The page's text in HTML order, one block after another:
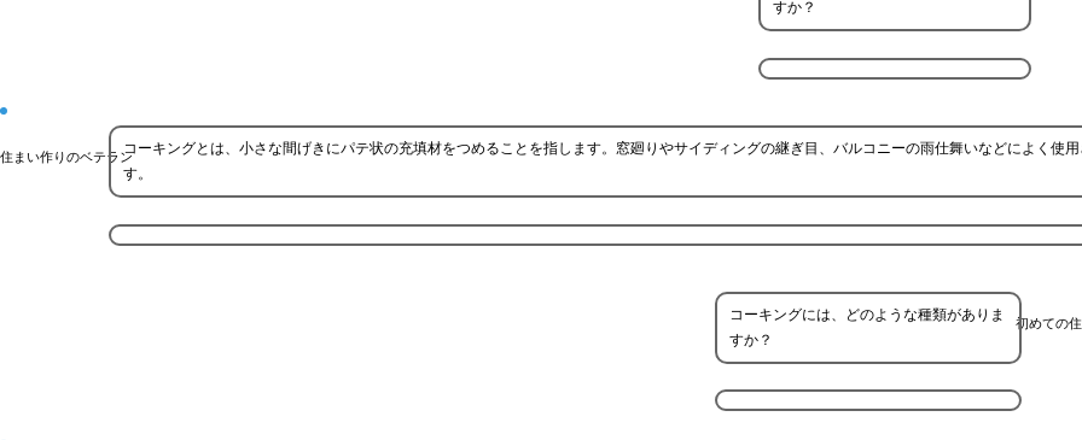
すか？
住まい作りのベテランコーキングとは、小さな間げきにパテ状の充填材をつめることを指します。窓廻りやサイディングの継ぎ目、バルコニーの雨仕舞いなどによく使用
す。
初めての
コーキングには、どのような種類がありま
すか？